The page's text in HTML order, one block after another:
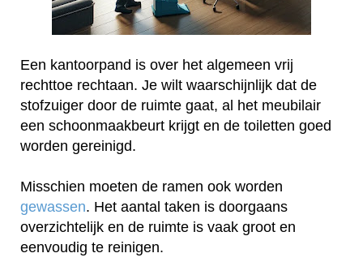
Een kantoorpand is over het algemeen vrij
rechttoe rechtaan. Je wilt waarschijnlijk dat de
stofzuiger door de ruimte gaat, al het meubilair
een schoonmaakbeurt krijgt en de toiletten goed
worden gereinigd.
Misschien moeten de ramen ook worden
gewassen. Het aantal taken is doorgaans
overzichtelijk en de ruimte is vaak groot en
eenvoudig te reinigen.